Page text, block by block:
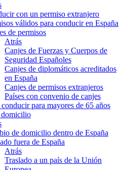
con un permiso extranjero
válidos para conducir en España
de permisos
Atrás
Canjes de Fuerzas y Cuerpos de
Seguridad Españoles
Canjes de diplomáticos acreditados
en España
Canjes de permisos extranjeros
Países con convenio de canjes
para mayores de 65 años
domicilio
de domicilio dentro de España
fuera de España
Atrás
Traslado a un país de la Unión